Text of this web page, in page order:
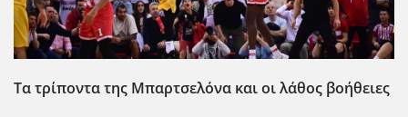
Τα τρίποντα της Μπαρτσελόνα και οι λάθος βοήθειες